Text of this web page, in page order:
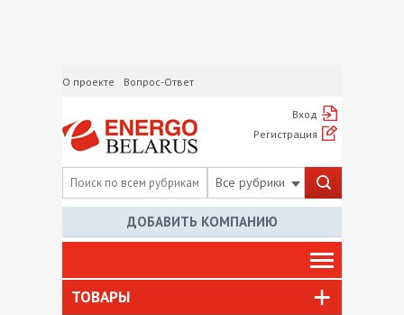
О проекте Вопрос-Ответ
Вход
Регистрация
Все рубрики
ДОБАВИТЬ КОМПАНИЮ
ТОВАРЫ